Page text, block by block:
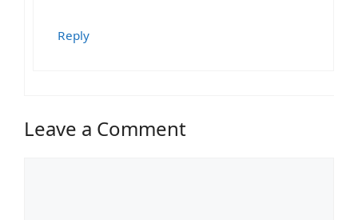
Reply
Leave a Comment